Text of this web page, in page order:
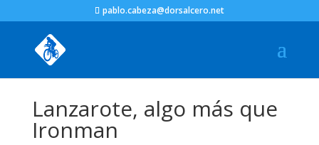
pablo.cabeza@dorsalcero.net
Lanzarote, algo más que
Ironman